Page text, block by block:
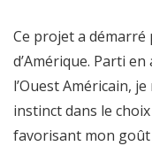
Ce projet a démarré
d’Amérique. Parti
l’Ouest Américain,
instinct dans le
favorisant mon goût